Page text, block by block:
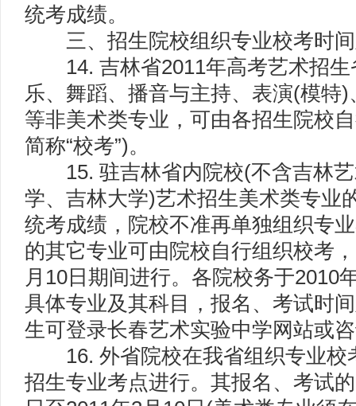
统考成绩。
三、招生院校组织专业校考时间
14. 吉林省2011年高考艺术招生
乐、舞蹈、播音与主持、表演(模特
等非美术类专业，可由各招生院校
简称“校考”)。
15. 驻吉林省内院校(不含吉林艺
学、吉林大学)艺术招生美术类专业
统考成绩，院校不准再单独组织专
的其它专业可由院校自行组织校考
月10日期间进行。各院校务于2010
具体专业及其科目，报名、考试时
生可登录长春艺术实验中学网站或
16. 外省院校在我省组织专业校
招生专业考点进行。其报名、考试